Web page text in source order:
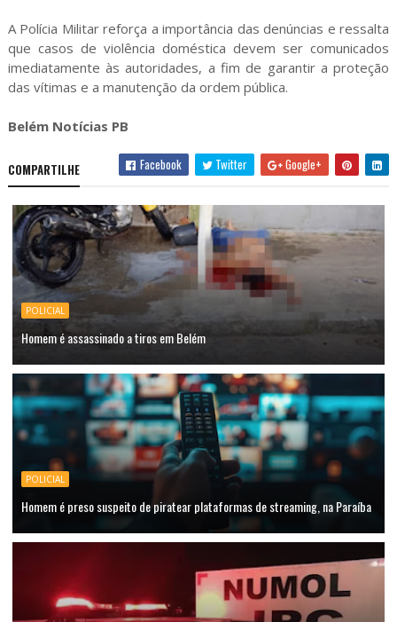
A Polícia Militar reforça a importância das denúncias e ressalta
que casos de violência doméstica devem ser comunicados
imediatamente às autoridades, a fim de garantir a proteção
das vítimas e a manutenção da ordem pública.
Belém Notícias PB
COMPARTILHE Facebook Twitter Google+
POLICIAL
Homem é assassinado a tiros em Belém
POLICIAL
Homem é preso suspeito de piratear plataformas de streaming, na Paraíba